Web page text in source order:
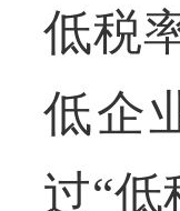
低税
低企
过“